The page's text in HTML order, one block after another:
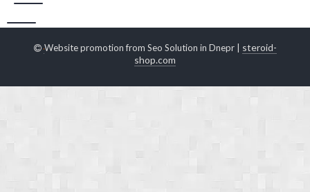
Website promotion from Seo Solution in Dnepr | steroid-
shop.com